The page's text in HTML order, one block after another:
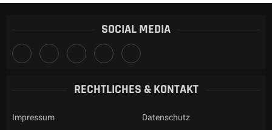
SOCIAL MEDIA
RECHTLICHES & KONTAKT
Impressum
Datenschutz